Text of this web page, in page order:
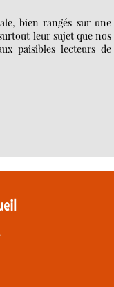
bien rangés sur une
leur sujet que nos
paisibles lecteurs de